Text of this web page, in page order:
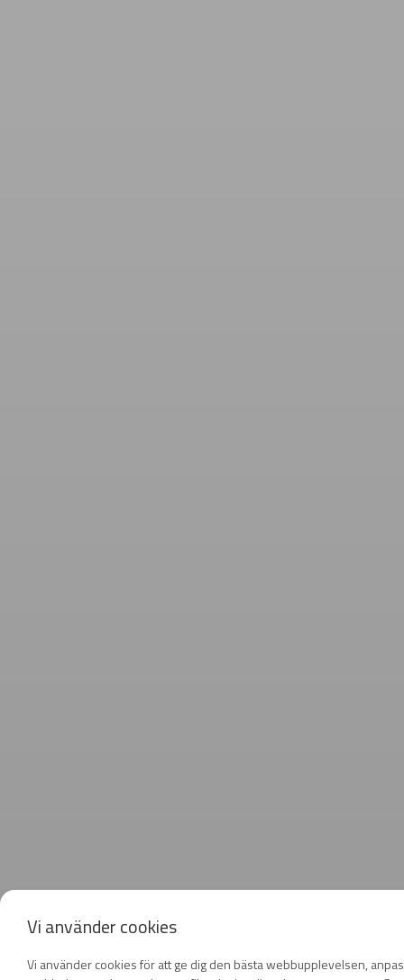
Vi använder cookies
Vi använder cookies för att ge dig den bästa webbupplevelsen,